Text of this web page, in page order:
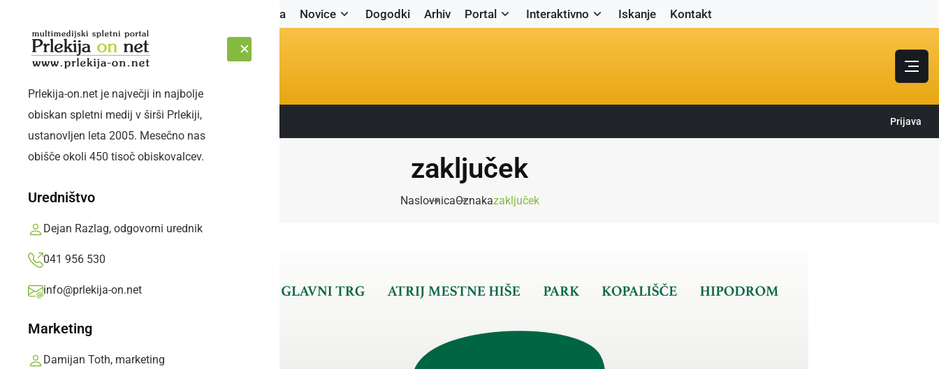
Naslovnica Novice Dogodki Arhiv Portal Interaktivno Iskanje Kontakt
SOBOTA, 8. AVGUST 2026 Sledite nam: Prijava
Prlekija-on.net je največji in najbolje
obiskan spletni medij v širši Prlekiji,
ustanovljen leta 2005. Mesečno nas
obišče okoli 450 tisoč obiskovalcev.
Uredništvo
Dejan Razlag, odgovorni urednik
041 956 530
info@prlekija-on.net
Marketing
Damijan Toth, marketing
zaključek
NaslovnicaOznakazaključek